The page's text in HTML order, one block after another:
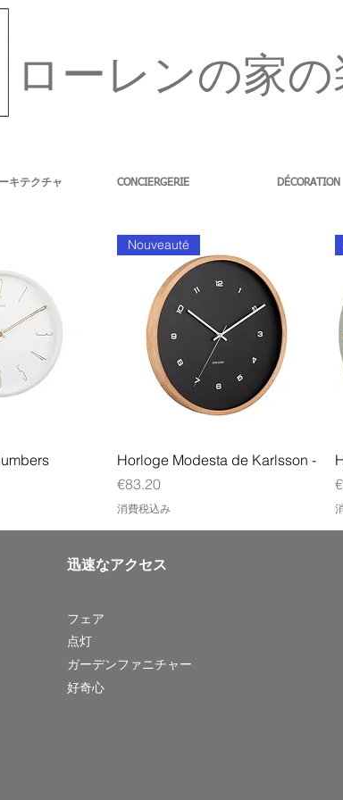
ローレンの家
キテクチャ CONCIERGERIE DÉCORATION
ビュー クイックビュー
Nouveauté
Horloge Modesta de Karlsson -
価格
€83.20
消費税込み
迅速なアクセス
フェア
点灯
ガーデンファニチャー
好奇心